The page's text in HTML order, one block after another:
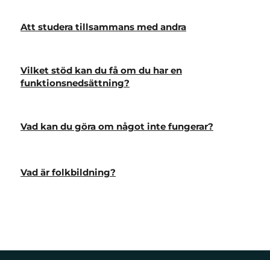
Att studera tillsammans med andra
Vilket stöd kan du få om du har en
funktionsnedsättning?
Vad kan du göra om något inte fungerar?
Vad är folkbildning?